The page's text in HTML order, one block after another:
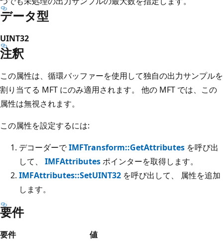
データ型
UINT32
注釈
この属性は、循環バッファーを使用して独自の出力サンプルを
割り当てる MFT にのみ適用されます。 他の MFT では、この
属性は無視されます。
この属性を設定するには:
デコーダーでIMFTransform::GetAttributes を呼び出
して、 IMFAttributesポインターを取得します。
IMFAttributes::SetUINT32 を呼び出して、 属性を追加
します。
要件
要件
値